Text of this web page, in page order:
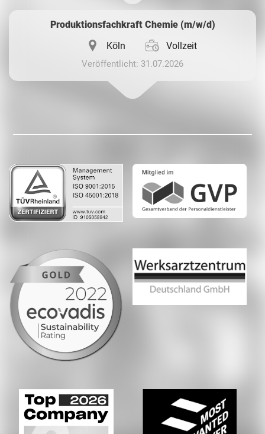
Produktionsfachkraft Chemie (m/w/d)
Köln
Vollzeit
Veröffentlicht: 31.07.2026